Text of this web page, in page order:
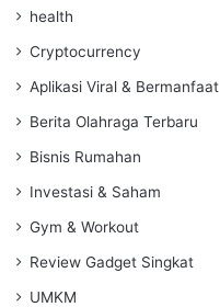
health
Cryptocurrency
Aplikasi Viral & Bermanfaat
Berita Olahraga Terbaru
Bisnis Rumahan
Investasi & Saham
Gym & Workout
Review Gadget Singkat
UMKM